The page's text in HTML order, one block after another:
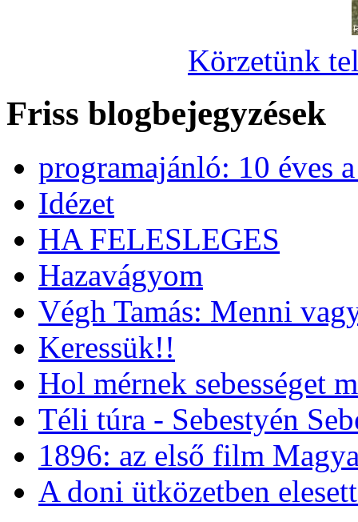
Körzetünk
Friss blogbejegyzések
programajánló: 10 éves
Idézet
HA FELESLEGES
Hazavágyom
Végh Tamás: Menni
Keressük!!
Hol mérnek sebességet
Téli túra - Sebestyén
1896: az első film
A doni ütközetben